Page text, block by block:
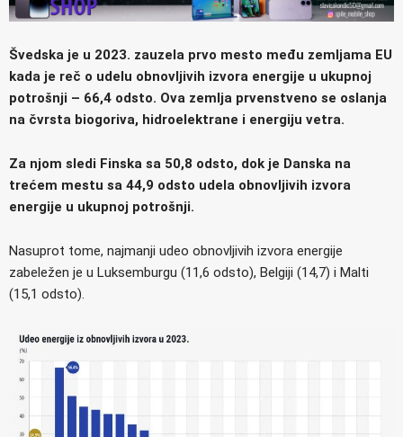
Švedska je u 2023. zauzela prvo mesto među zemljama EU
kada je reč o udelu obnovljivih izvora energije u ukupnoj
potrošnji – 66,4 odsto. Ova zemlja prvenstveno se oslanja
na čvrsta biogoriva, hidroelektrane i energiju vetra.
Za njom sledi Finska sa 50,8 odsto, dok je Danska na
trećem mestu sa 44,9 odsto udela obnovljivih izvora
energije u ukupnoj potrošnji.
Nasuprot tome, najmanji udeo obnovljivih izvora energije
zabeležen je u Luksemburgu (11,6 odsto), Belgiji (14,7) i Malti
(15,1 odsto).